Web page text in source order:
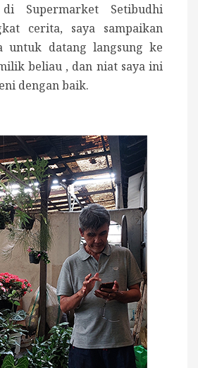
Supermarket Setibudhi
cerita, saya sampaikan
untuk datang langsung ke
beliau , dan niat saya ini
dengan baik.